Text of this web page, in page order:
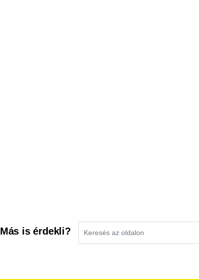
Más is érdekli?